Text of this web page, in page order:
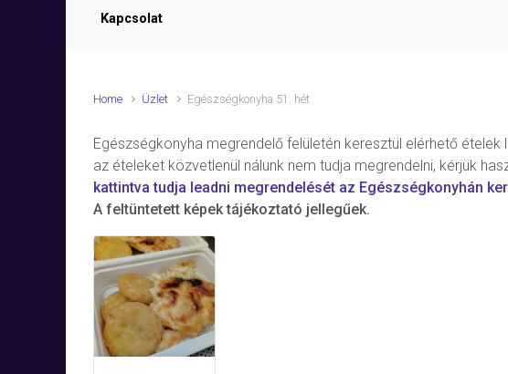
Kapcsolat
Home Üzlet Egészségkonyha 51. hét
Egészségkonyha megrendelő felületén keresztül elérhető
az ételeket közvetlenül nálunk nem tudja megrendelni, kérjük
kattintva tudja leadni megrendelését az Egészségkonyhán
A feltüntetett képek tájékoztató jellegűek.